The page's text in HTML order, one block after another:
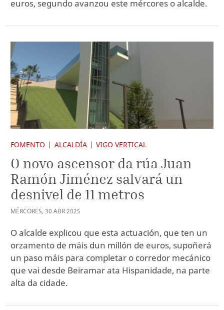
euros, segundo avanzou este mércores o alcalde.
FOMENTO ALCALDÍA VIGO VERTICAL
O novo ascensor da rúa Juan
Ramón Jiménez salvará un
desnivel de 11 metros
MÉRCORES, 30 ABR2025
O alcalde explicou que esta actuación, que ten un
orzamento de máis dun millón de euros, supoñerá
un paso máis para completar o corredor mecánico
que vai desde Beiramar ata Hispanidade, na parte
alta da cidade.